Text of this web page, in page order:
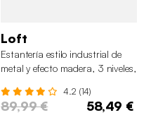
Loft
Estantería estilo industrial de
metal y efecto madera, 3 niveles,
4.2 (14)
89,99 € 58,49 €